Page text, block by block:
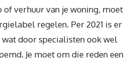
verhuur van je woning, moet
regelen. Per 2021 is er
wat door specialisten ook wel
Je moet om die reden een